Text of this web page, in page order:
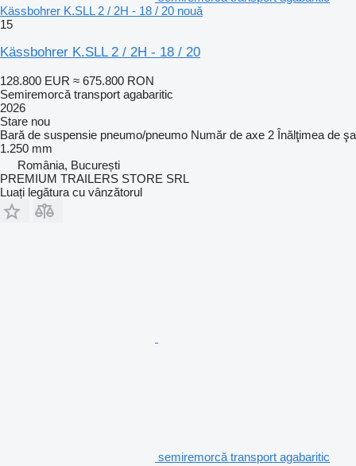
Kässbohrer K.SLL 2 / 2H - 18 / 20 nouă
15
Kässbohrer K.SLL 2 / 2H - 18 / 20
128.800 EUR ≈ 675.800 RON
Semiremorcă transport agabaritic
2026
Stare nou
Bară de suspensie pneumo/pneumo Număr de axe 2 Înălţimea de şa
1.250 mm
România, București
PREMIUM TRAILERS STORE SRL
Luați legătura cu vânzătorul
semiremorcă transport agabaritic